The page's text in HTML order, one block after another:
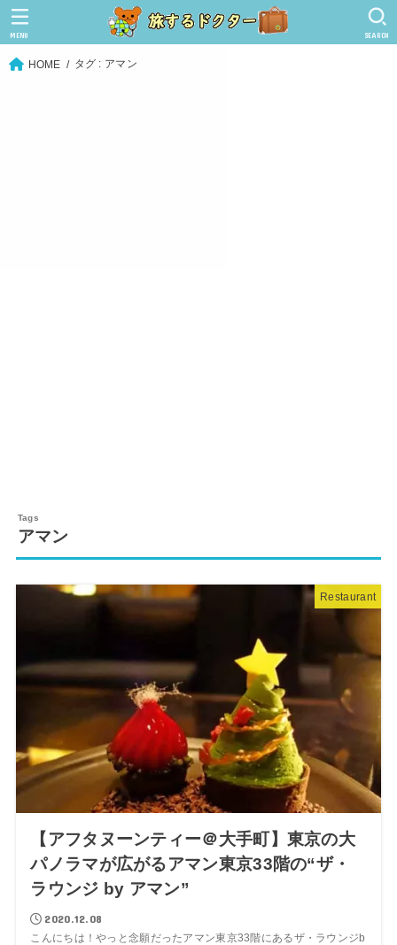
SEARCH
MENU
HOME タグ : アマン
アマン
Restaurant
【アフタヌーンティー＠大手町】東京の大
パノラマが広がるアマン東京33階の“ザ・
ラウンジ by アマン”
2020.12.08
こんにちは！やっと念願だったアマン東京33階にあるザ・ラウンジb